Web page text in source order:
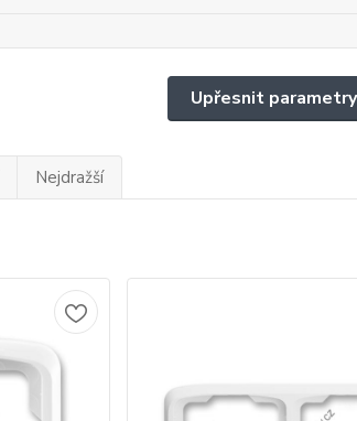
Upřesnit parametry
Nejdražší